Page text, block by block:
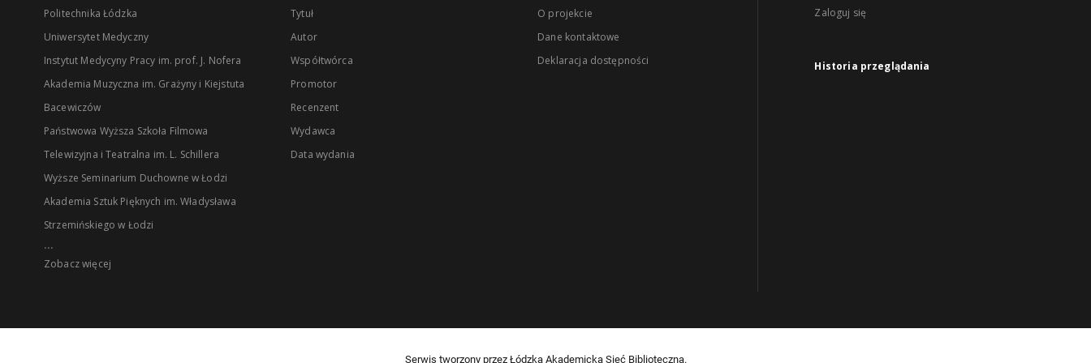
Politechnika Łódzka
Uniwersytet Medyczny
Instytut Medycyny Pracy im. prof. J. Nofera
Akademia Muzyczna im. Grażyny i Kiejstuta
Bacewiczów
Państwowa Wyższa Szkoła Filmowa
Telewizyjna i Teatralna im. L. Schillera
Wyższe Seminarium Duchowne w Łodzi
Akademia Sztuk Pięknych im. Władysława
Strzemińskiego w Łodzi
...
Zobacz więcej
Tytuł
Autor
Współtwórca
Promotor
Recenzent
Wydawca
Data wydania
O projekcie
Dane kontaktowe
Deklaracja dostępności
Zaloguj się
Historia przeglądania
Serwis tworzony przez Łódzką Akademicką Sieć Biblioteczną.